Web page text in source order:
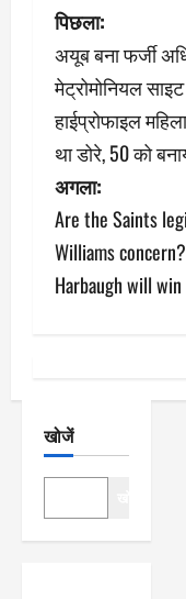
पो
स्ट
ने
वि
गे
श
न
पिछला:
अयूब बना फर्जी
मेट्रोमोनियल
हाईप्रोफाइल
था डोरे, 50 को
अगला:
Are the Saints
Williams
Harbaugh will
खोजें